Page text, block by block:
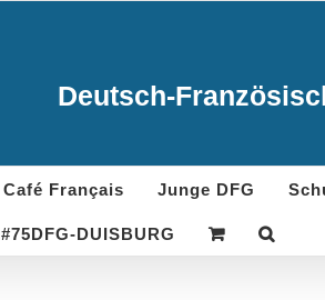
Deutsch-
Café Français Junge DFG
#75DFG-DUISBURG